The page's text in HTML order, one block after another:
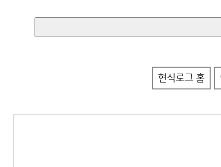
현식로그 홈